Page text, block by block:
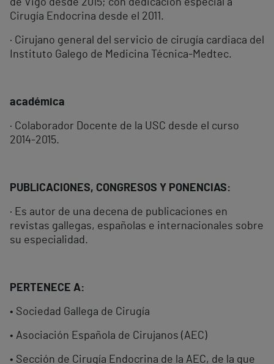
de Vigo desde 2015; con dedicación especial a
Cirugía Endocrina desde el 2011.
· Cirujano general del servicio de cirugía cardiaca del
Instituto Galego de Medicina Técnica-Medtec.
académica
· Colaborador Docente de la USC desde el curso
2014-2015.
PUBLICACIONES, CONGRESOS Y PONENCIAS:
· Es autor de una decena de publicaciones en
revistas gallegas, españolas e internacionales sobre
su especialidad.
PERTENECE A:
• Sociedad Gallega de Cirugía
• Asociación Española de Cirujanos (AEC)
• Sección de Cirugía Endocrina de la AEC, de la que